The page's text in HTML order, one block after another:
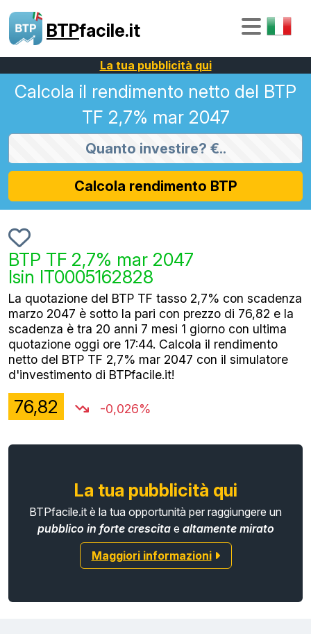
BTPfacile.it
La tua pubblicità qui
Calcola il rendimento netto del BTP
TF 2,7% mar 2047
Calcola rendimento BTP
BTP TF 2,7% mar 2047
Isin IT0005162828
La quotazione del BTP TF tasso 2,7% con scadenza
marzo 2047 è sotto la pari con prezzo di 76,82 e la
scadenza è tra 20 anni 7 mesi 1 giorno con ultima
quotazione oggi ore 17:44. Calcola il rendimento
netto del BTP TF 2,7% mar 2047 con il simulatore
d'investimento di BTPfacile.it!
76,82 -0,026%
La tua pubblicità qui
BTPfacile.it è la tua opportunità per raggiungere un
pubblico in forte crescitae altamente mirato
Maggiori informazioni